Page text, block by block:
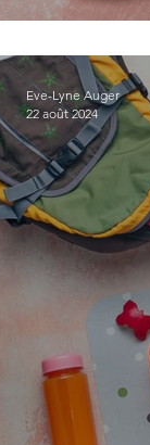
Eve-Lyne Auger
22 août 2024